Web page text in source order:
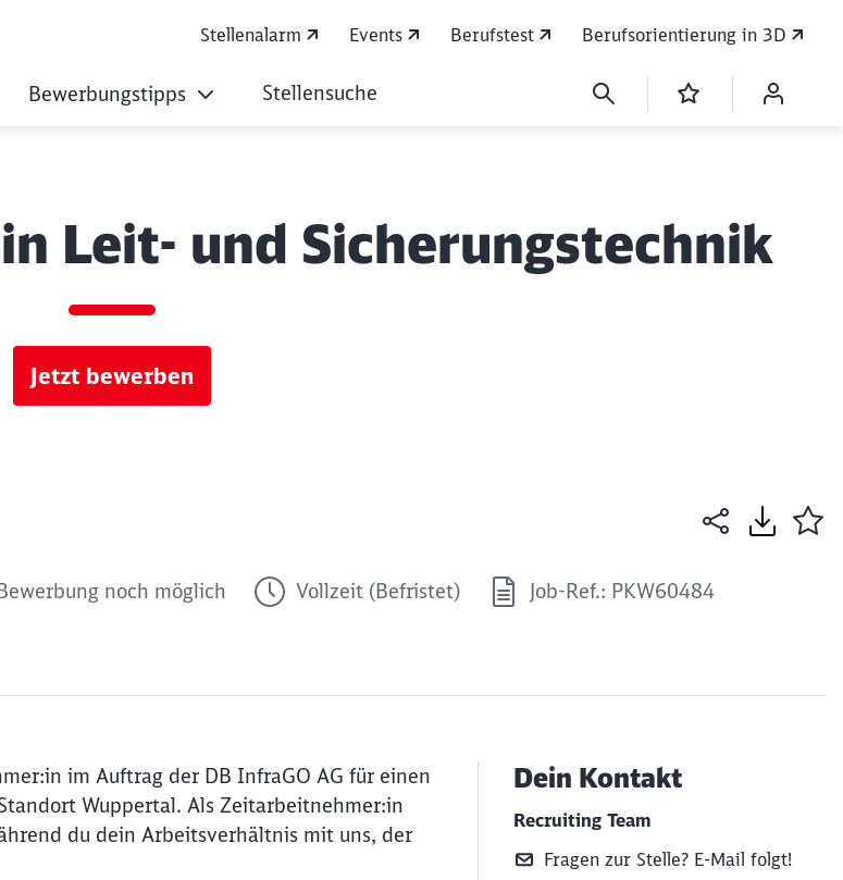
Stellenalarm Events Berufstest Berufsorientierung in 3D
Bewerbungstipps Stellensuche
Leit- und Sicherungstechnik
Jetzt bewerben
noch möglich Vollzeit (Befristet) Job-Ref.: PKW60484
im Auftrag der DB InfraGO AG für einen
Wuppertal. Als Zeitarbeitnehmer:in
du dein Arbeitsverhältnis mit uns, der
Dein Kontakt
Recruiting Team
Fragen zur Stelle? E‑Mail folgt!